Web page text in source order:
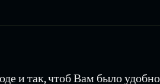
и так, чтоб Вам было